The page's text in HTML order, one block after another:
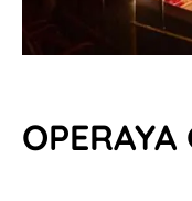
OPERAYA